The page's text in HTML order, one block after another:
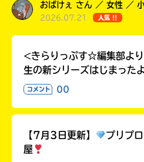
おばけぇ さん ／ 女性 ／
2026.07.21 人気 !!
<きらりっぷす☆編集部よ
生の新シリーズはじまった
コメント 00
【7月3日更新】 プリプロ
屋